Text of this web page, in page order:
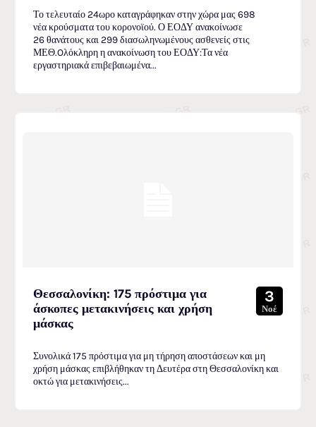
Το τελευταίο 24ωρο καταγράφηκαν στην χώρα μας 698
νέα κρούσματα του κορονοϊού. Ο ΕΟΔΥ ανακοίνωσε
26 θανάτους και 299 διασωληνωμένους ασθενείς στις
ΜΕΘ.Oλόκληρη η ανακοίνωση του ΕΟΔΥ:Τα νέα
εργαστηριακά επιβεβαιωμένα...
Θεσσαλονίκη: 175 πρόστιμα για
άσκοπες μετακινήσεις και χρήση
μάσκας
3
Νοέ
Συνολικά 175 πρόστιμα για μη τήρηση αποστάσεων και μη
χρήση μάσκας επιβλήθηκαν τη Δευτέρα στη Θεσσαλονίκη και
οκτώ για μετακινήσεις...